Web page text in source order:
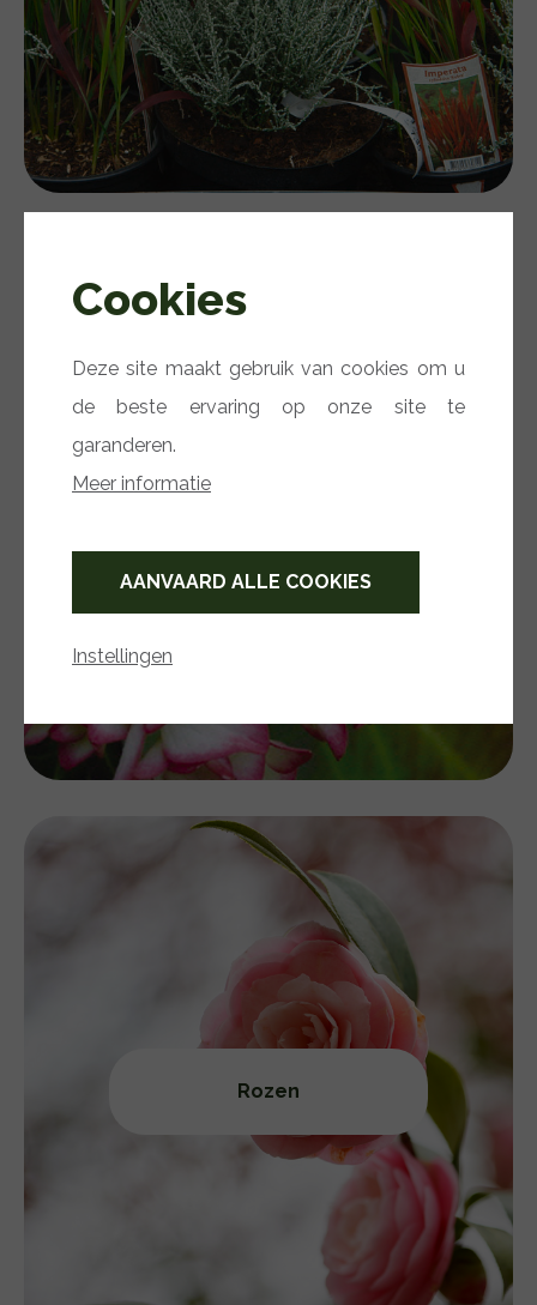
Rozen
Cookies
Deze site maakt gebruik van cookies om u
de beste ervaring op onze site te
garanderen.
Meer informatie
AANVAARD ALLE COOKIES
Instellingen